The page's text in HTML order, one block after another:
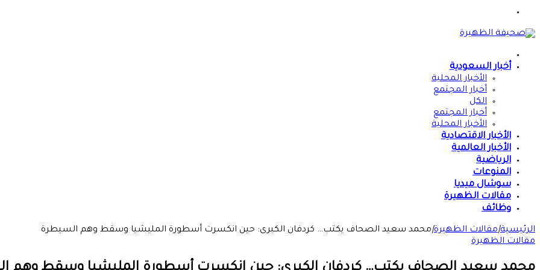
أخبار السعودية
الأخبار المحلية
أخبار المجتمع
الكل
أخبار المجتمع
الأخبار المحلية
الأخبار الاقتصادية
الأخبار العالمية
الرياضية
المنوعات
سوشال ميديا
مقالات الظهيرة
وظائف
الرئيسية|مقالات الظهيرة|محمد سعيد الصحاف يكتب… كردفان الكبرى: حين انكسرت أسطورة المليشيا وسقط وهم السيطرة
مقالات الظهيرة